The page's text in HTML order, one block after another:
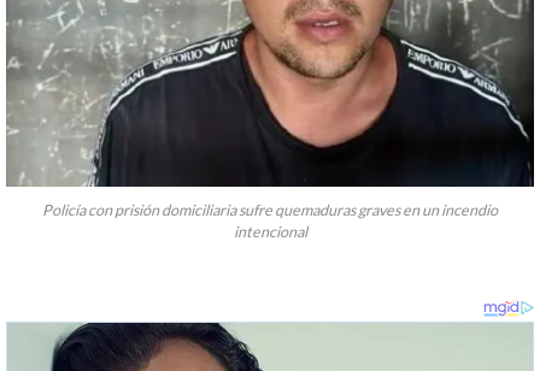
Policía con prisión domiciliaria sufre quemaduras graves en un incendio
intencional